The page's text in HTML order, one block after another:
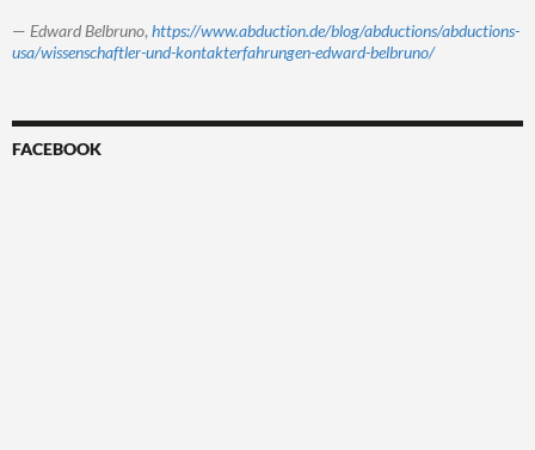
— Edward Belbruno, https://www.abduction.de/blog/abductions/abductions-
usa/wissenschaftler-und-kontakterfahrungen-edward-belbruno/
FACEBOOK